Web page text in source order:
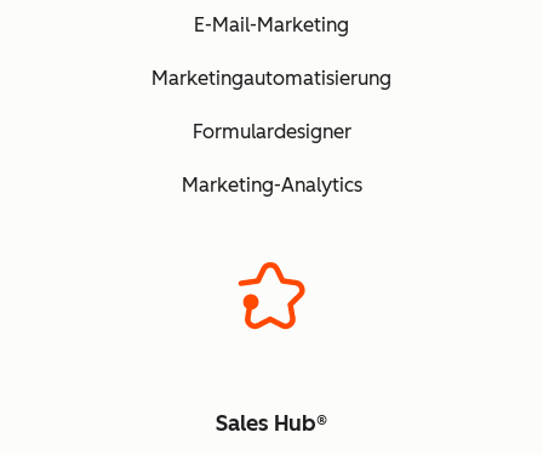
E-Mail-Marketing
Marketingautomatisierung
Formulardesigner
Marketing-Analytics
Sales Hub®